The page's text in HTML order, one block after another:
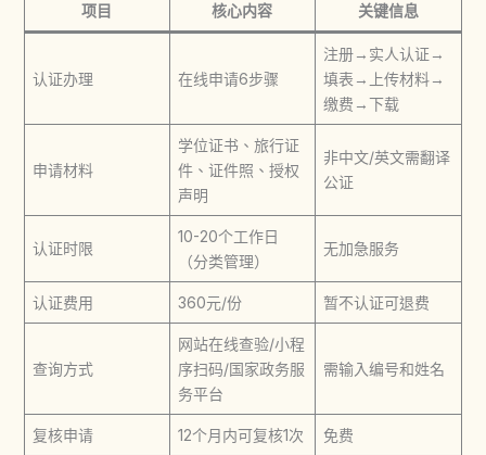
项目 核心内容 关键信息
认证办理 在线申请6步骤
注册→实人认证→
填表→上传材料→
缴费→下载
申请材料
学位证书、旅行证
件、证件照、授权
声明
非中文/英文需翻译
公证
认证时限
10-20个工作日
（分类管理）
无加急服务
认证费用 360元/份 暂不认证可退费
查询方式
网站在线查验/小程
序扫码/国家政务服
务平台
需输入编号和姓名
复核申请 12个月内可复核1次 免费